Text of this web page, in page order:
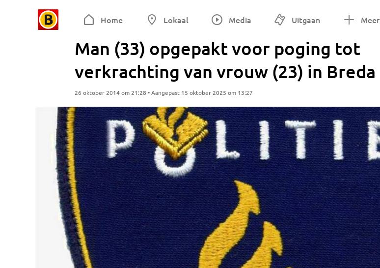
Home Lokaal Media Uitgaan Meer
Man (33) opgepakt voor poging tot
verkrachting van vrouw (23) in Breda
26 oktober 2014 om 21:28 • Aangepast 15 oktober 2025 om 13:27